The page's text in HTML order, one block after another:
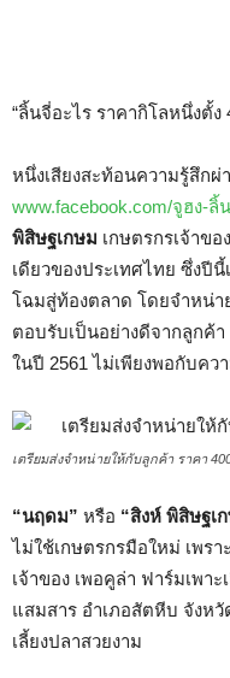
“ลิ้นจี่อะไร ราคากิโลหนึ่งตั้ง
หนึ่งเสียงสะท้อนความรู้สึกผ่
www.facebook.com/จูฮง-
พิสิษฐเกษม เกษตรกรเจ้าข
เดียวของประเทศไทย ซึ่งปี
โฉมสู่ท้องตลาด โดยจำหน่า
ตอบรับเป็นอย่างดีจากลูกค้
ในปี 2561 ไม่เพียงพอกับคว
เตรียมส่งจำหน่ายให้กับลูกค้า ราคา
“นฤดม” หรือ “สิงห์ พิสิษฐเ
ไม่ใช้เกษตรกรมือใหม่ เพร
เจ้าของ เพอคูล่า ฟาร์มเพา
แสมสาร อำเภอสัตหีบ จังหวั
เลี้ยงปลาสวยงาม